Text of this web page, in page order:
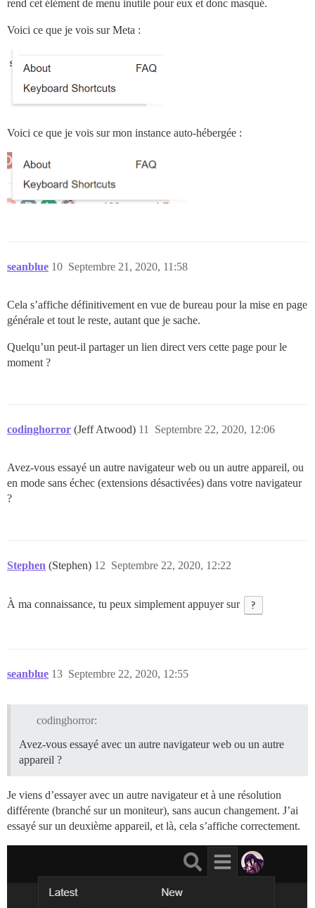
rend cet élément de menu inutile pour eux et donc masqué.
Voici ce que je vois sur Meta :
Voici ce que je vois sur mon instance auto-hébergée :
seanblue Septembre 21, 2020, 11:58
10
Cela s’affiche définitivement en vue de bureau pour la mise en page
générale et tout le reste, autant que je sache.
Quelqu’un peut-il partager un lien direct vers cette page pour le
moment ?
codinghorror (Jeff Atwood) Septembre 22, 2020, 12:06
11
Avez-vous essayé un autre navigateur web ou un autre appareil, ou
en mode sans échec (extensions désactivées) dans votre navigateur
?
Stephen (Stephen) Septembre 22, 2020, 12:22
12
À ma connaissance, tu peux simplement appuyer sur ?
seanblue Septembre 22, 2020, 12:55
13
codinghorror:
Avez-vous essayé avec un autre navigateur web ou un autre
appareil ?
Je viens d’essayer avec un autre navigateur et à une résolution
différente (branché sur un moniteur), sans aucun changement. J’ai
essayé sur un deuxième appareil, et là, cela s’affiche correctement.